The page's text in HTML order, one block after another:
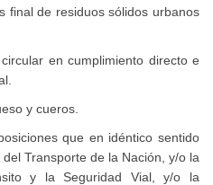
final de residuos sólidos urbanos
en cumplimiento directo e
y cueros.
que en idéntico sentido
Transporte de la Nación, y/o la
y la Seguridad Vial, y/o la